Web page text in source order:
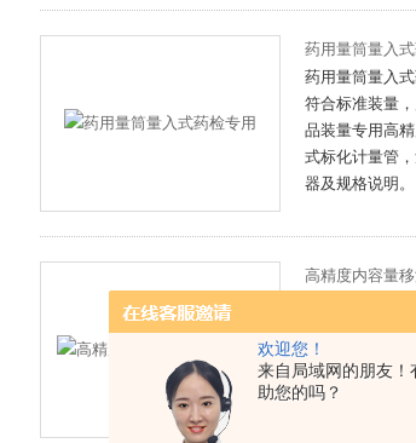
欢迎您！
来自局域网的朋友！
助您的吗？
药用量筒量入
药用量筒量入
符合标准装量
品装量专用高
式标化计量管
器及规格说明。
高精度内容量
高精度内容量
体）、（GG17